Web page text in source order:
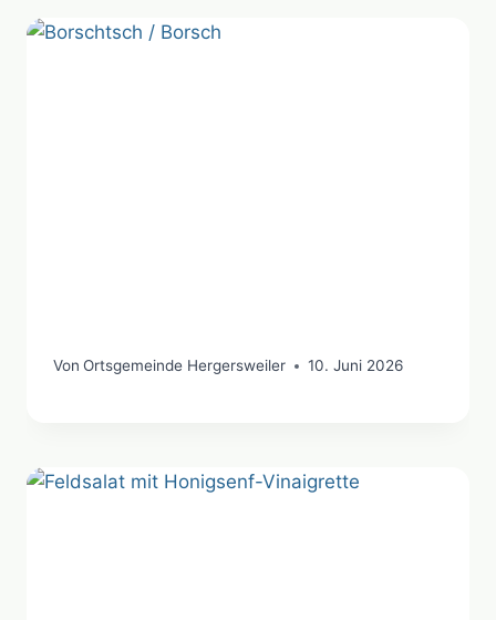
Von Ortsgemeinde Hergersweiler 10. Juni 2026